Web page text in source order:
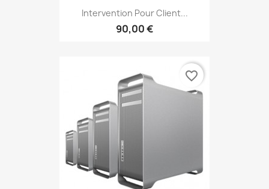
Intervention Pour Client...
90,00 €
favorite_border